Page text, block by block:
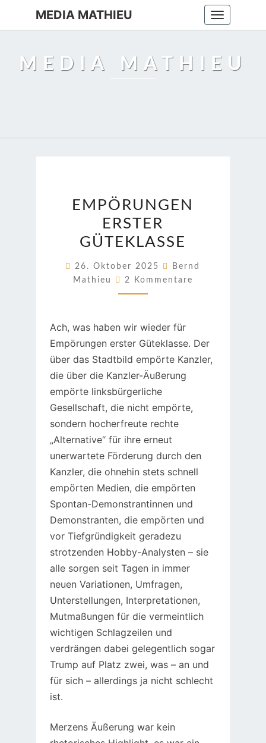
Toggle
navigation
MEDIA MATHIEU
MEDIA MATHIEU
ERSTER
GÜTEKLASSE
EMPÖRUNGEN
ERSTER
GÜTEKLASSE
26. Oktober 2025
Bernd
Mathieu
Kommentare
2 Kommentare
Ach, was haben wir wieder für
Empörungen erster Güteklasse. Der
über das Stadtbild empörte Kanzler,
die über die Kanzler-Äußerung
empörte linksbürgerliche
Gesellschaft, die nicht empörte,
sondern hocherfreute rechte
„Alternative“ für ihre erneut
unerwartete Förderung durch den
Kanzler, die ohnehin stets schnell
empörten Medien, die empörten
Spontan-Demonstrantinnen und
Demonstranten, die empörten und
vor Tiefgründigkeit geradezu
strotzenden Hobby-Analysten – sie
alle sorgen seit Tagen in immer
neuen Variationen, Umfragen,
Unterstellungen, Interpretationen,
Mutmaßungen für die vermeintlich
wichtigen Schlagzeilen und
verdrängen dabei gelegentlich sogar
Trump auf Platz zwei, was – an und
für sich – allerdings ja nicht schlecht
ist.
Merzens Äußerung war kein